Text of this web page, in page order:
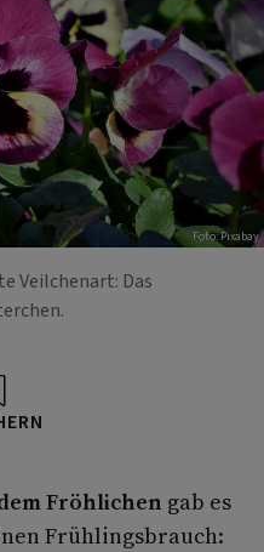
Foto: Pixabay
Veilchenart: Das
Fröhlichen gab es
Frühlingsbrauch: